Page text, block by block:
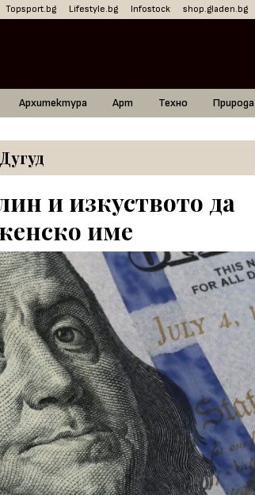
Topsport.bg Lifestyle.bg Infostock shop.gladen.bg
Архитектура Арт Техно Природа
и изкуството да
име